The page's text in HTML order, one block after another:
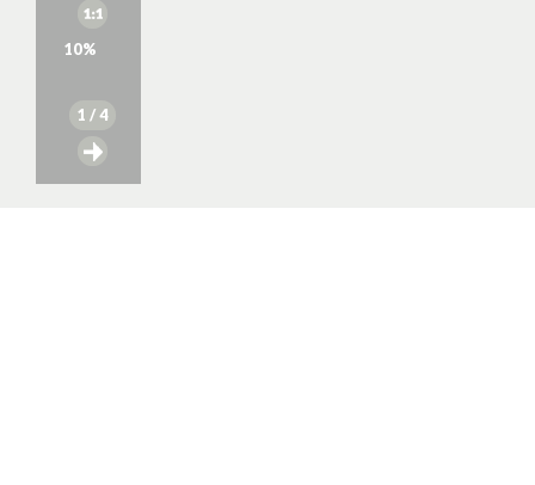
10%
1 / 4